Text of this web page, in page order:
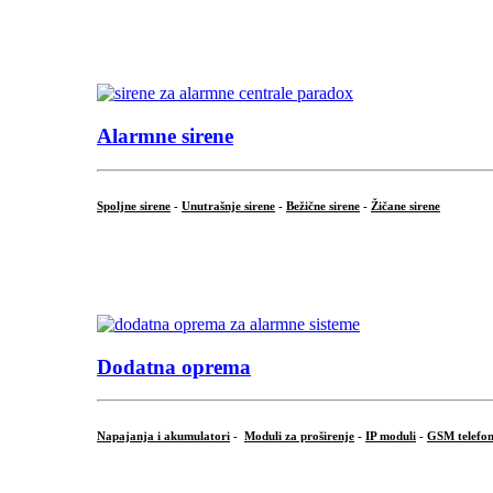
Alarmne sirene
Spoljne sirene - Unutrašnje sirene - Bežične sirene - Žičane sirene
Dodatna oprema
Napajanja i akumulatori - Moduli za proširenje - IP moduli - GSM